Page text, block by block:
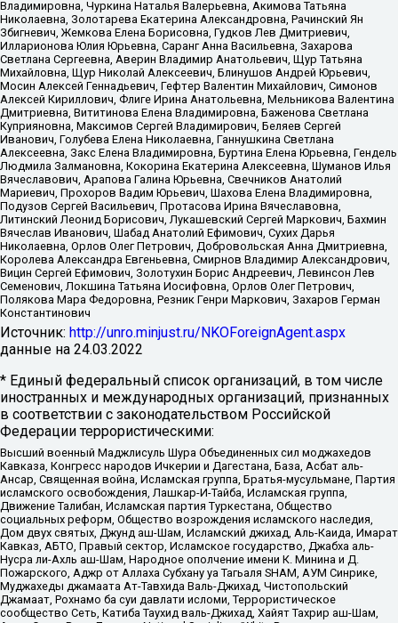
Владимировна, Чуркина Наталья Валерьевна, Акимова Татьяна
Николаевна, Золотарева Екатерина Александровна, Рачинский Ян
Збигневич, Жемкова Елена Борисовна, Гудков Лев Дмитриевич,
Илларионова Юлия Юрьевна, Саранг Анна Васильевна, Захарова
Светлана Сергеевна, Аверин Владимир Анатольевич, Щур Татьяна
Михайловна, Щур Николай Алексеевич, Блинушов Андрей Юрьевич,
Мосин Алексей Геннадьевич, Гефтер Валентин Михайлович, Симонов
Алексей Кириллович, Флиге Ирина Анатольевна, Мельникова Валентина
Дмитриевна, Вититинова Елена Владимировна, Баженова Светлана
Куприяновна, Максимов Сергей Владимирович, Беляев Сергей
Иванович, Голубева Елена Николаевна, Ганнушкина Светлана
Алексеевна, Закс Елена Владимировна, Буртина Елена Юрьевна, Гендель
Людмила Залмановна, Кокорина Екатерина Алексеевна, Шуманов Илья
Вячеславович, Арапова Галина Юрьевна, Свечников Анатолий
Мариевич, Прохоров Вадим Юрьевич, Шахова Елена Владимировна,
Подузов Сергей Васильевич, Протасова Ирина Вячеславовна,
Литинский Леонид Борисович, Лукашевский Сергей Маркович, Бахмин
Вячеслав Иванович, Шабад Анатолий Ефимович, Сухих Дарья
Николаевна, Орлов Олег Петрович, Добровольская Анна Дмитриевна,
Королева Александра Евгеньевна, Смирнов Владимир Александрович,
Вицин Сергей Ефимович, Золотухин Борис Андреевич, Левинсон Лев
Семенович, Локшина Татьяна Иосифовна, Орлов Олег Петрович,
Полякова Мара Федоровна, Резник Генри Маркович, Захаров Герман
Константинович
Источник: http://unro.minjust.ru/NKOForeignAgent.aspx
данные на 24.03.2022
* Единый федеральный список организаций, в том числе
иностранных и международных организаций, признанных
в соответствии с законодательством Российской
Федерации террористическими:
Высший военный Маджлисуль Шура Объединенных сил моджахедов
Кавказа, Конгресс народов Ичкерии и Дагестана, База, Асбат аль-
Ансар, Священная война, Исламская группа, Братья-мусульмане, Партия
исламского освобождения, Лашкар-И-Тайба, Исламская группа,
Движение Талибан, Исламская партия Туркестана, Общество
социальных реформ, Общество возрождения исламского наследия,
Дом двух святых, Джунд аш-Шам, Исламский джихад, Аль-Каида, Имарат
Кавказ, АБТО, Правый сектор, Исламское государство, Джабха аль-
Нусра ли-Ахль аш-Шам, Народное ополчение имени К. Минина и Д.
Пожарского, Аджр от Аллаха Субхану уа Тагьаля SHAM, АУМ Синрике,
Муджахеды джамаата Ат-Тавхида Валь-Джихад, Чистопольский
Джамаат, Рохнамо ба суи давлати исломи, Террористическое
сообщество Сеть, Катиба Таухид валь-Джихад, Хайят Тахрир аш-Шам,